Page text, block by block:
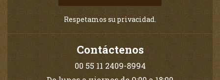
Respetamos su privacidad.
Contáctenos
00 55 11 2409-8994